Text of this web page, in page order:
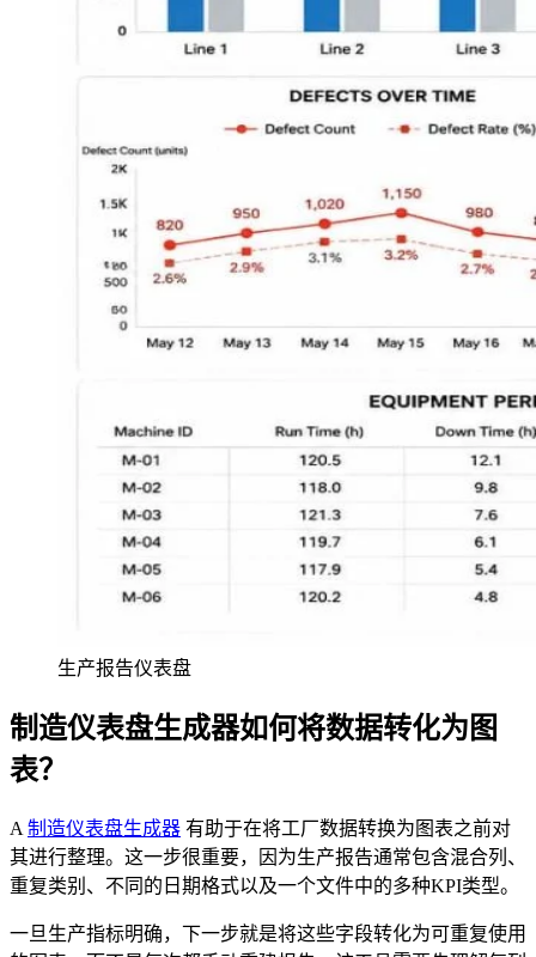
生产报告仪表盘
制造仪表盘生成器如何将数据转化为图
表？
A 制造仪表盘生成器 有助于在将工厂数据转换为图表之前对
其进行整理。这一步很重要，因为生产报告通常包含混合列、
重复类别、不同的日期格式以及一个文件中的多种KPI类型。
一旦生产指标明确，下一步就是将这些字段转化为可重复使用